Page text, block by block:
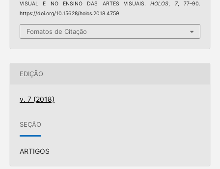
VISUAL E NO ENSINO DAS ARTES VISUAIS.HOLOS, 7, 77–90.
https://doi.org/10.15628/holos.2018.4759
Fomatos de Citação
EDIÇÃO
v. 7 (2018)
SEÇÃO
ARTIGOS